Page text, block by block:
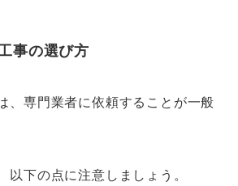
事の選び方
、専門業者に依頼することが一般
以下の点に注意しましょう。